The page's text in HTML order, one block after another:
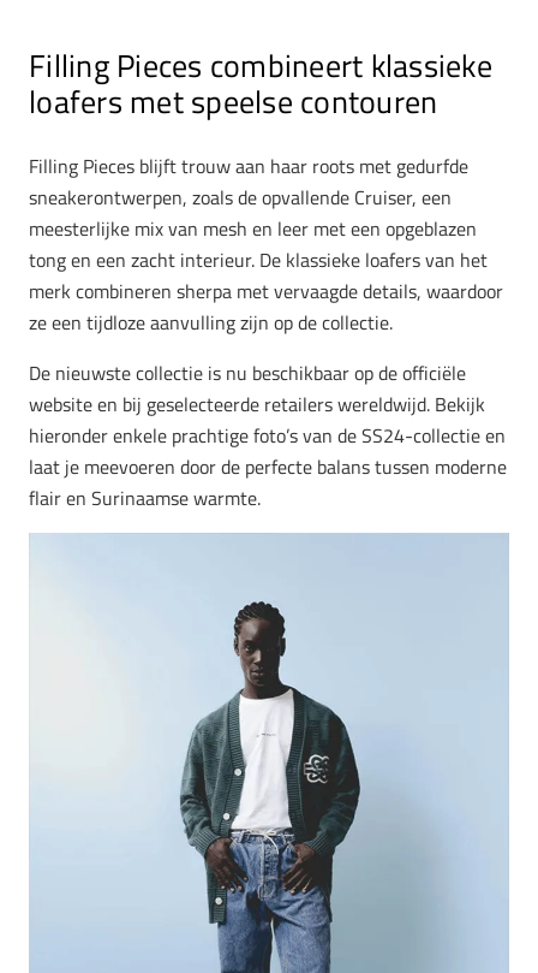
Filling Pieces combineert klassieke
loafers met speelse contouren
Filling Pieces blijft trouw aan haar roots met gedurfde
sneakerontwerpen, zoals de opvallende Cruiser, een
meesterlijke mix van mesh en leer met een opgeblazen
tong en een zacht interieur. De klassieke loafers van het
merk combineren sherpa met vervaagde details, waardoor
ze een tijdloze aanvulling zijn op de collectie.
De nieuwste collectie is nu beschikbaar op de officiële
website en bij geselecteerde retailers wereldwijd. Bekijk
hieronder enkele prachtige foto’s van de SS24-collectie en
laat je meevoeren door de perfecte balans tussen moderne
flair en Surinaamse warmte.